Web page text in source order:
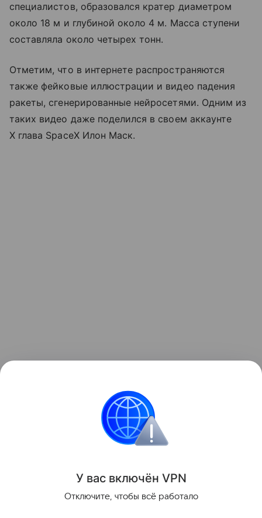
специалистов, образовался кратер диаметром
около 18 м и глубиной около 4 м. Масса ступени
составляла около четырех тонн.
Отметим, что в интернете распространяются
также фейковые иллюстрации и видео падения
ракеты, сгенерированные нейросетями. Одним из
таких видео даже поделился в своем аккаунте
X глава SpaceX Илон Маск.
ступени ракеты на Луну назвали «подарком
У вас включён VPN
Отключите, чтобы всё работало